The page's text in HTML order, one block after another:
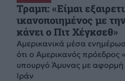
Τραμπ: «Είμαι
ικανοποιημένος με
κάνει ο Πιτ Χέγκσεθ»
Αμερικανικά μέσα
ότι ο Αμερικανός πρόεδρος
υπουργό Άμυνας με αφορμή
Ιράν